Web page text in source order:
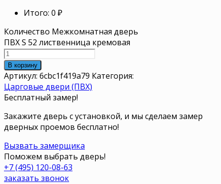
Итого: 0 ₽
Количество Межкомнатная дверь
ПВХ S 52 лиственница кремовая
В корзину
Артикул: 6cbc1f419a79 Категория:
Царговые двери (ПВХ)
Бесплатный замер!
Закажите дверь с установкой, и мы сделаем замер
дверных проемов бесплатно!
Вызвать замерщика
Поможем выбрать дверь!
+7 (495) 120-08-63
заказать звонок